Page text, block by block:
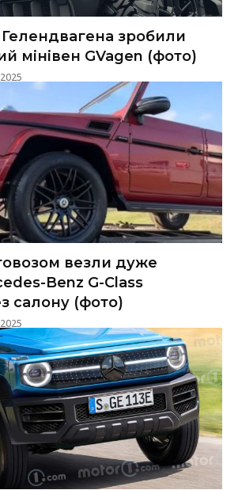
Гелендвагена зробили
мінівен GVagen (фото)
везли дуже
Benz G-Class
салону (фото)